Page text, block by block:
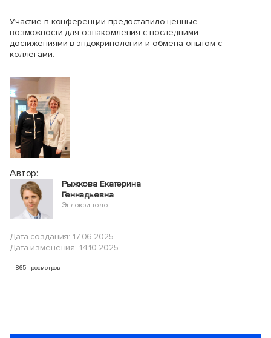
Участие в конференции предоставило ценные
возможности для ознакомления с последними
достижениями в эндокринологии и обмена опытом с
коллегами.
Автор:
Рыжкова Екатерина
Геннадьевна
Эндокринолог
Дата создания: 17.06.2025
Дата изменения: 14.10.2025
865 просмотров